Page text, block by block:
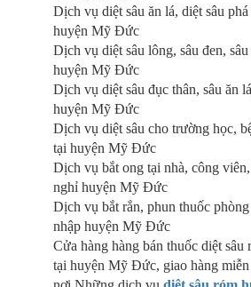
Dịch vụ diệt sâu ăn lá, diệt sâu
huyện Mỹ Đức
Dịch vụ diệt sâu lông, sâu đen,
huyện Mỹ Đức
Dịch vụ diệt sâu đục thân, sâu ăn
huyện Mỹ Đức
Dịch vụ diệt sâu cho trường học,
tại huyện Mỹ Đức
Dịch vụ bắt ong tại nhà, công
nghỉ huyện Mỹ Đức
Dịch vụ bắt rắn, phun thuốc
nhập huyện Mỹ Đức
Cửa hàng hàng bán thuốc diệt
tại huyện Mỹ Đức, giao hàng miễn